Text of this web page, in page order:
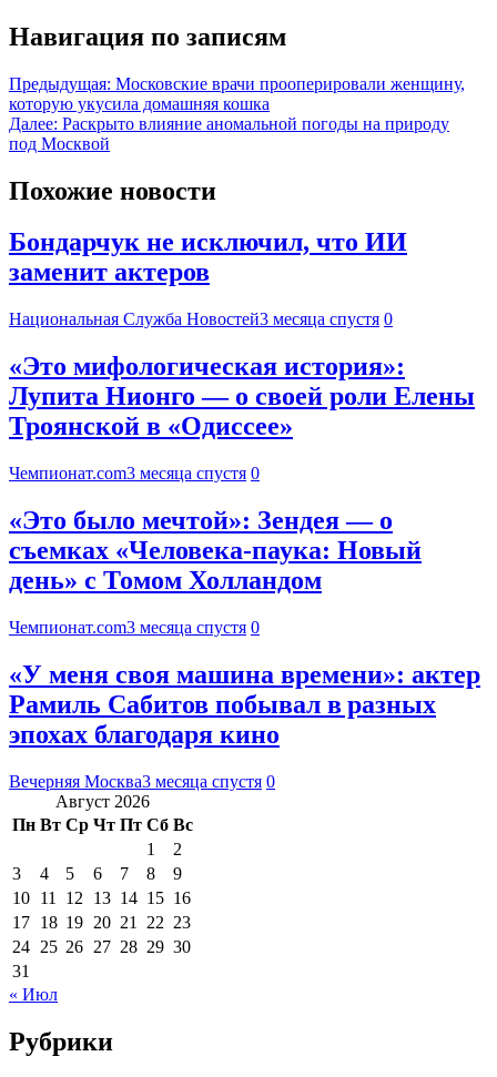
Навигация по записям
Предыдущая: Московские врачи прооперировали женщину,
которую укусила домашняя кошка
Далее: Раскрыто влияние аномальной погоды на природу
под Москвой
Похожие новости
Бондарчук не исключил, что ИИ
заменит актеров
Национальная Служба Новостей3 месяца спустя 0
«Это мифологическая история»:
Лупита Нионго — о своей роли Елены
Троянской в «Одиссее»
Чемпионат.com3 месяца спустя 0
«Это было мечтой»: Зендея — о
съемках «Человека-паука: Новый
день» с Томом Холландом
Чемпионат.com3 месяца спустя 0
«У меня своя машина времени»: актер
Рамиль Сабитов побывал в разных
эпохах благодаря кино
Вечерняя Москва3 месяца спустя 0
Август 2026
Пн Вт Ср Чт Пт Сб Вс
1
2
3
4 5 6 7 8
9
10 11 12 13 14 15 16
17 18 19 20 21 22 23
24 25 26 27 28 29 30
31
« Июл
Рубрики